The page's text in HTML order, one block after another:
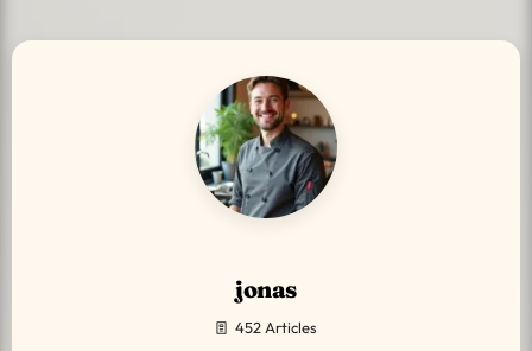
jonas
452 Articles